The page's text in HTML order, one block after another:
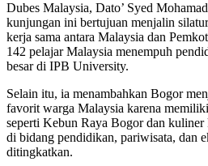
Dubes Malaysia, Dato’ Syed
kunjungan ini bertujuan menjalin
kerja sama antara Malaysia dan
142 pelajar Malaysia menempuh
besar di IPB University.
Selain itu, ia menambahkan Bogor
favorit warga Malaysia karena
seperti Kebun Raya Bogor dan kuliner
di bidang pendidikan, pariwisata, dan
ditingkatkan.